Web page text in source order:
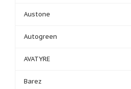
Austone
Autogreen
AVATYRE
Barez